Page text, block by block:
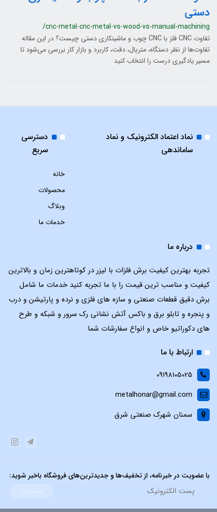
دستی
/cnc-metal-cnc-metal-vs-wood-vs-manual-machining
تفاوت CNC فلز با CNC چوب و ماشینکاری دستی چیست؟ در این مقاله
تفاوت‌ها از نظر دستگاه، متریال، دقت، کاربرد و بازار کار بررسی می‌شود تا
مسیر یادگیری درست را انتخاب کنید
نماد اعتماد الکترونیک و نماد
ساماندهی
دسترسی
سریع
خانه
محصولات
وبلاگ
خدمات ما
درباره ما
تجربه بهترین کیفیت برش فلزات با لیزر در کوتاهترین زمان و بالاترین
کیفیت و مناسب ترین قیمت را با ما تجربه کنید خدمات ما شامل
برش دقیق قطعات صنعتی و سازه های فلزی و نرده و پارتیشن و درب
و پنجره و تابلو برق و باکس آتش نشانی رک سرور و شبکه و طرح
های دکوراتیو خاص و انواع سفارشات شما
ارتباط با ما
09198105025
metalhonar@gmail.com
سمنان شهرک صنعتی شرق
با عضویت در خبرنامه، از تخفیف‌ها و جدیدترین‌های فروشگاه باخبر شوید: